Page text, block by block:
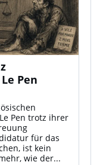
Pen
Pen trotz ihrer
für das
ist kein
wie der...